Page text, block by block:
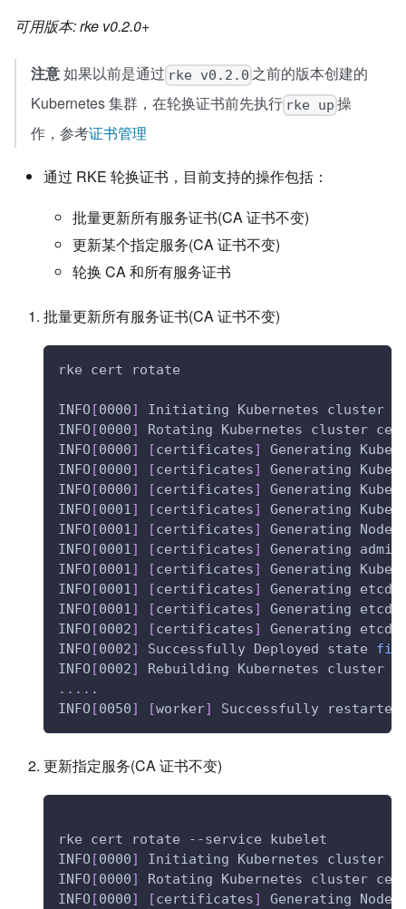
可用版本: rke v0.2.0+
注意如果以前是通过 rke v0.2.0 之前的版本创建的
Kubernetes 集群，在轮换证书前先执行 rke up 操
作，参考证书管理
通过 RKE 轮换证书，目前支持的操作包括：
批量更新所有服务证书(CA 证书不变)
更新某个指定服务(CA 证书不变)
轮换 CA 和所有服务证书
批量更新所有服务证书(CA 证书不变)
rke cert rotate
INFO[0000]
Initiating Kubernetes cluster
INFO[0000]
Rotating Kubernetes cluster
INFO[0000] [certificates]
Generating
INFO[0000] [certificates]
Generating
INFO[0000] [certificates]
Generating
INFO[0001] [certificates]
Generating
INFO[0001] [certificates]
Generating
INFO[0001] [certificates]
Generating
INFO[0001] [certificates]
Generating
INFO[0001] [certificates]
Generating
INFO[0001] [certificates]
Generating
INFO[0002] [certificates]
Generating
INFO[0002] Successfully Deployed state
INFO[0002]
Rebuilding Kubernetes cluster
.. .. .
INFO[0050] [worker] Successfully restarted
更新指定服务(CA 证书不变)
rke cert rotate --service kubelet
INFO[0000]
Initiating Kubernetes cluster
INFO[0000]
Rotating Kubernetes cluster
INFO[0000] [certificates]
Generating